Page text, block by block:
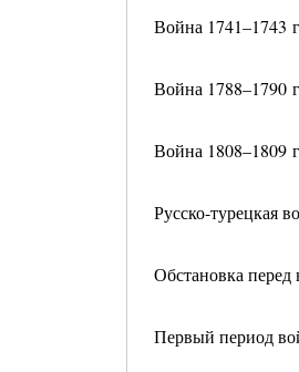
Война 1741–1743
Война 1788–1790
Война 1808–1809
Русско-турецкая
Обстановка перед
Первый период